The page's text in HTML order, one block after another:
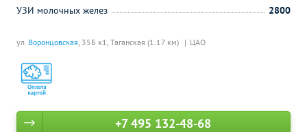
ул. Воронцовская, 35Б к1, Таганская (1.17 км) ЦАО
УЗИ молочных желез
2800
+7 495 132-48-68